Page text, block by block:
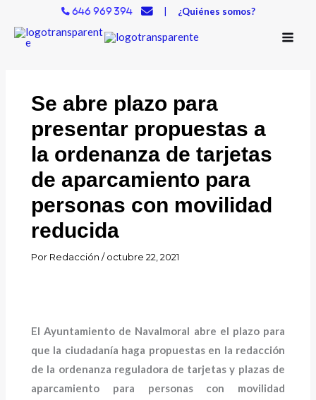
contenido
646 969 394 | ¿Quiénes somos?
Se abre plazo para
presentar propuestas a
la ordenanza de tarjetas
de aparcamiento para
personas con movilidad
reducida
Por Redacción/octubre 22, 2021
El Ayuntamiento de Navalmoral abre el plazo para
que la ciudadanía haga propuestas en la redacción
de la ordenanza reguladora de tarjetas y plazas de
aparcamiento para personas con movilidad